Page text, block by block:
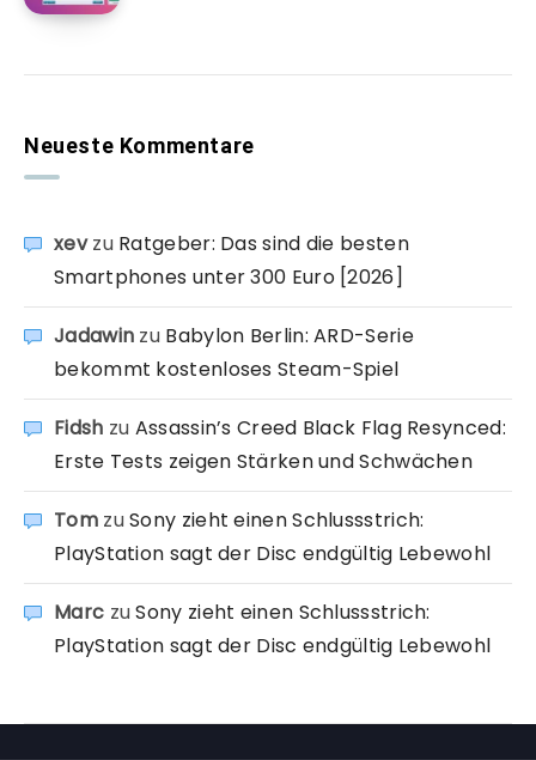
Neueste Kommentare
xevzu Ratgeber: Das sind die besten
Smartphones unter 300 Euro [2026]
Jadawin zu Babylon Berlin: ARD-Serie
bekommt kostenloses Steam-Spiel
Fidsh zu Assassin’s Creed Black Flag Resynced:
Erste Tests zeigen Stärken und Schwächen
TomzuSony zieht einen Schlussstrich:
PlayStation sagt der Disc endgültig Lebewohl
Marc zuSony zieht einen Schlussstrich:
PlayStation sagt der Disc endgültig Lebewohl